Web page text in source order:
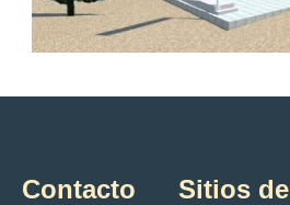
Contacto
Sitios de